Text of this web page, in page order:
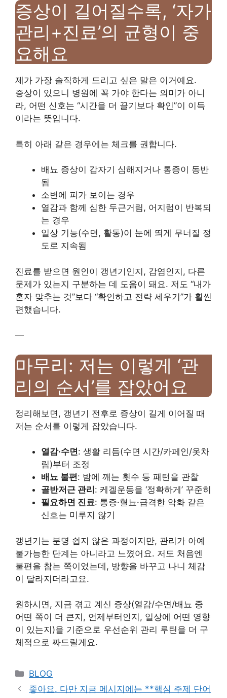
증상이 길어질수록, ‘자가
관리+진료’의 균형이 중
요해요
제가 가장 솔직하게 드리고 싶은 말은 이거예요.
증상이 있으니 병원에 꼭 가야 한다는 의미가 아니
라, 어떤 신호는 “시간을 더 끌기보다 확인”이 이득
이라는 뜻입니다.
특히 아래 같은 경우에는 체크를 권합니다.
배뇨 증상이 갑자기 심해지거나 통증이 동반
됨
소변에 피가 보이는 경우
열감과 함께 심한 두근거림, 어지럼이 반복되
는 경우
일상 기능(수면, 활동)이 눈에 띄게 무너질 정
도로 지속됨
진료를 받으면 원인이 갱년기인지, 감염인지, 다른
문제가 있는지 구분하는 데 도움이 돼요. 저도 “내가
혼자 맞추는 것”보다 “확인하고 전략 세우기”가 훨씬
편했습니다.
—
마무리: 저는 이렇게 ‘관
리의 순서’를 잡았어요
정리해보면, 갱년기 전후로 증상이 길게 이어질 때
저는 순서를 이렇게 잡았습니다.
열감·수면: 생활 리듬(수면 시간/카페인/옷차
림)부터 조정
배뇨 불편: 밤에 깨는 횟수 등 패턴을 관찰
골반저근 관리 : 케겔운동을 ‘정확하게’ 꾸준히
필요하면 진료: 통증·혈뇨·급격한 악화 같은
신호는 미루지 않기
갱년기는 분명 쉽지 않은 과정이지만, 관리가 아예
불가능한 단계는 아니라고 느꼈어요. 저도 처음엔
불편을 참는 쪽이었는데, 방향을 바꾸고 나니 체감
이 달라지더라고요.
원하시면, 지금 겪고 계신 증상(열감/수면/배뇨 중
어떤 쪽이 더 큰지, 언제부터인지, 일상에 어떤 영향
이 있는지)을 기준으로 우선순위 관리 루틴을 더 구
체적으로 짜드릴게요.
Categories
BLOG
좋아요. 다만 지금 메시지에는 **핵심 주제 단어